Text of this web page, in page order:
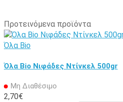
Προτεινόμενα προϊόντα
Όλα Bio
Όλα Bio Νιφάδες Ντίνκελ 500gr
Μη Διαθέσιμο
2,70€